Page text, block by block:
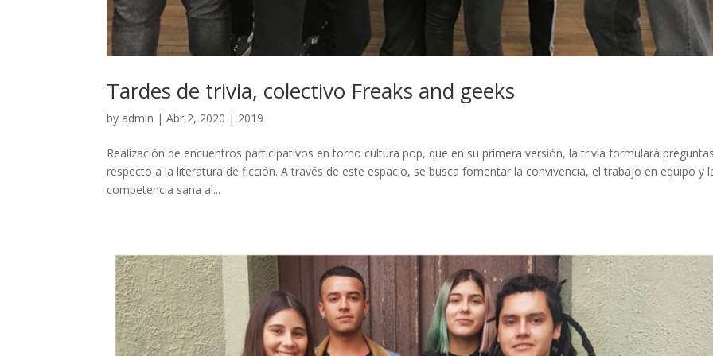
Tardes de trivia, colectivo Freaks and geeks
by admin |Abr 2, 2020 | 2019
Realización de encuentros participativos en torno cultura pop, que en su primera versión, la trivia formulará
respecto a la literatura de ficción. A través de este espacio, se busca fomentar la convivencia, el trabajo en equipo y
competencia sana al...